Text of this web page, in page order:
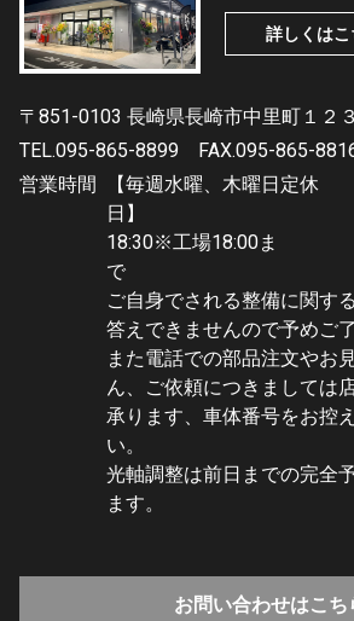
詳しくはこ
〒851-0103 長崎県長崎市中里町１２
TEL.095-865-8899
FAX.095-865-
営業時間
【毎週水曜、木曜日定休
日】
18:30※工場18:00ま
で
ご自身でされる整備に関す
答えできませんので予めご
また電話での部品注文やお
ん、ご依頼につきましては
承ります、車体番号をお控
い。
光軸調整は前日までの完全
ます。
お問い合わせはこち